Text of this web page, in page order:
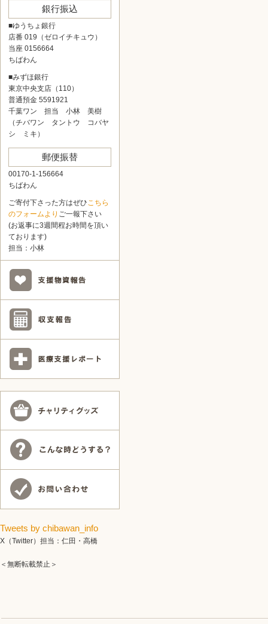
銀行振込
■ゆうちょ銀行
店番 019（ゼロイチキュウ）
当座 0156664
ちばわん
■みずほ銀行
東京中央支店（110）
普通預金 5591921
千葉ワン 担当 小林 美樹
（チバワン タントウ コバヤ
シ ミキ）
郵便振替
00170-1-156664
ちばわん
ご寄付下さった方はぜひこちら
のフォームより ご一報下さい
(お返事に3週間程お時間を頂い
ております)
担当：小林
Tweets by chibawan_info
X（Twitter）担当：仁田・高橋
＜無断転載禁止＞